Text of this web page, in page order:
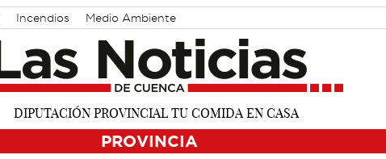
Incendios Medio Ambiente
PROVINCIA